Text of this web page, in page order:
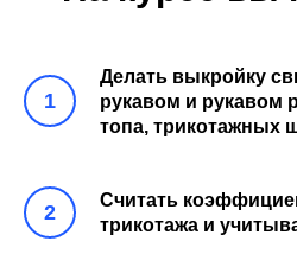
1
Делать выкройку
рукавом и рукавом
топа, трикотажных
2
Считать
трикотажа и